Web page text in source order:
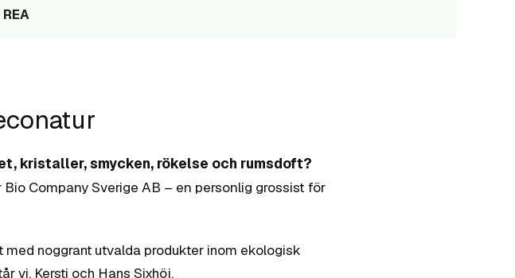
REA
kristaller, smycken, rökelse och rumsdoft?
Company Sverige AB – en personlig grossist för
noggrant utvalda produkter inom ekologisk
vi, Kersti och Hans Sixhöj.